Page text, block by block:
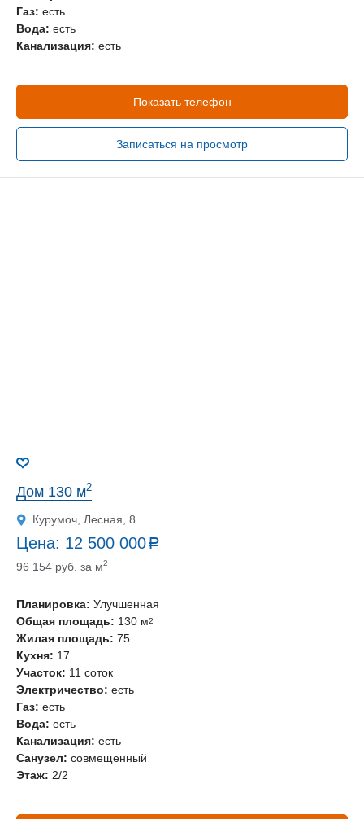
Газ: есть
Вода: есть
Канализация: есть
Показать телефон
Записаться на просмотр
Дом 130 м2
Курумоч, Лесная, 8
Цена: 12 500 000 a
руб.
96 154 руб. за м2
Планировка: Улучшенная
Общая площадь: 130 м2
Жилая площадь: 75
Кухня: 17
Участок: 11 соток
Электричество: есть
Газ: есть
Вода: есть
Канализация: есть
Санузел: совмещенный
Этаж: 2/2